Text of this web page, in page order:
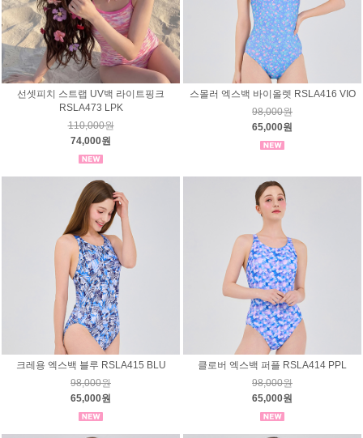
선셋피치 스트랩 UV백 라이트핑크
RSLA473 LPK
110,000원
74,000원
스몰러 엑스백 바이올렛 RSLA416 VIO
98,000원
65,000원
크레용 엑스백 블루 RSLA415 BLU
98,000원
65,000원
클로버 엑스백 퍼플 RSLA414 PPL
98,000원
65,000원